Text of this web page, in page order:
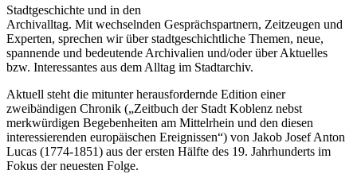
Stadtgeschichte und in den
Archivalltag. Mit wechselnden Gesprächspartnern, Zeitzeugen und
Experten, sprechen wir über stadtgeschichtliche Themen, neue,
spannende und bedeutende Archivalien und/oder über Aktuelles
bzw. Interessantes aus dem Alltag im Stadtarchiv.
Aktuell steht die mitunter herausfordernde Edition einer
zweibändigen Chronik („Zeitbuch der Stadt Koblenz nebst
merkwürdigen Begebenheiten am Mittelrhein und den diesen
interessierenden europäischen Ereignissen“) von Jakob Josef Anton
Lucas (1774-1851) aus der ersten Hälfte des 19. Jahrhunderts im
Fokus der neuesten Folge.